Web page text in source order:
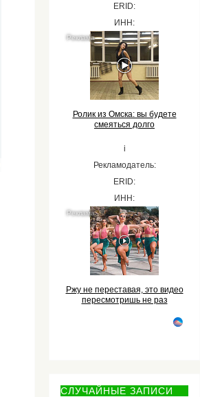
ERID:
ИНН:
Ролик из Омска: вы будете
смеяться долго
i
Рекламодатель:
ERID:
ИНН:
Ржу не переставая, это видео
пересмотришь не раз
СЛУЧАЙНЫЕ ЗАПИСИ